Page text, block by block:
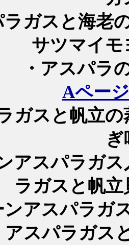
ラガスと海老
サツマイ
・アスパラ
Aペー
ガスと帆立
アスパラガ
ラガスと帆
ンアスパラガ
アスパラガス